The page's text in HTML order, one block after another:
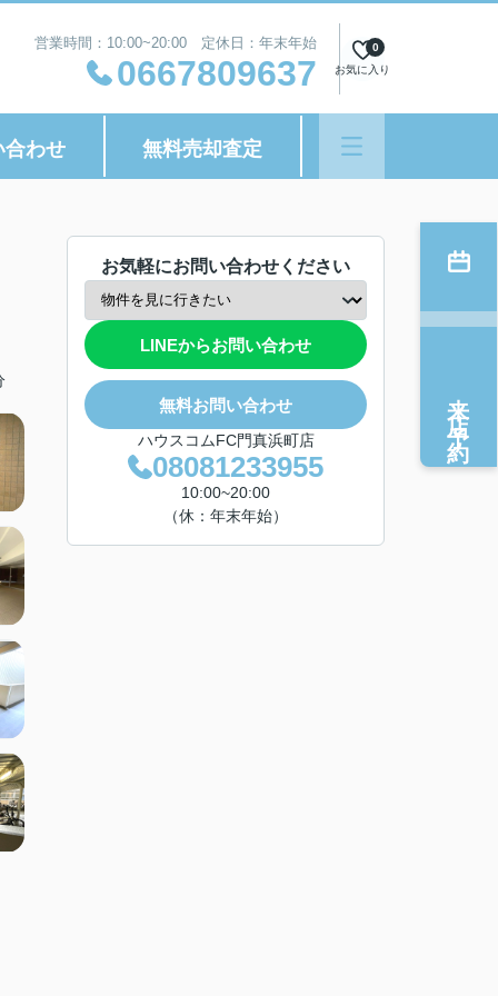
営業時間：10:00~20:00 定休日：年末年始
0667809637 お気に入り
0
合わせ 無料売却査定
お気軽にお問い合わせください
LINEからお問い合わせ
無料お問い合わせ
ハウスコムFC門真浜町店
08081233955
10:00~20:00
（休：年末年始）
来店予約